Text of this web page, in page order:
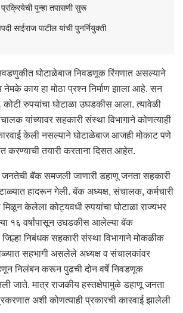
पुन्हा तपासणी सुरू
साईराज पाटील यांची पुनर्नियुक्ती
घोटाळेबाज निवडणूक रिंगणात असल्याने
काय हा मोठा प्रश्न निर्माण झाला आहे. सन
कोटी रुपयांचा घोटाळा उघडकीस आला. त्यावेळी
यांच्यावर सहकारी संस्था विभागाने कोणत्याही
केली नसल्याने घोटाळेबाज आजही मोकाट पणे
करण्याची तयारी करताना दिसत आहेत.
जनतेची बॅक समजली जाणारी डहाणू जनता सहकारी
हादरून गेली. बॅक अध्यक्ष, संचालक, कर्मचारी
मिळून केलेला कोट्यवधी रुपयांचा घोटाळा राज्यभर
१६ वर्षांपासून उघडकीस आलेल्या बॅक
जिल्हा निबंधक सहकारी संस्था विभागाने मोकळीक
सहभागी असलेले अध्यक्ष व संचालकांवर
निलंबन करून पुढची दोन वर्षे निवडणूक
जाते. मात्र राजकीय हस्तक्षेपामुळे डहाणू जनता
अशी कोणत्याही प्रकारची कारवाई झालेली